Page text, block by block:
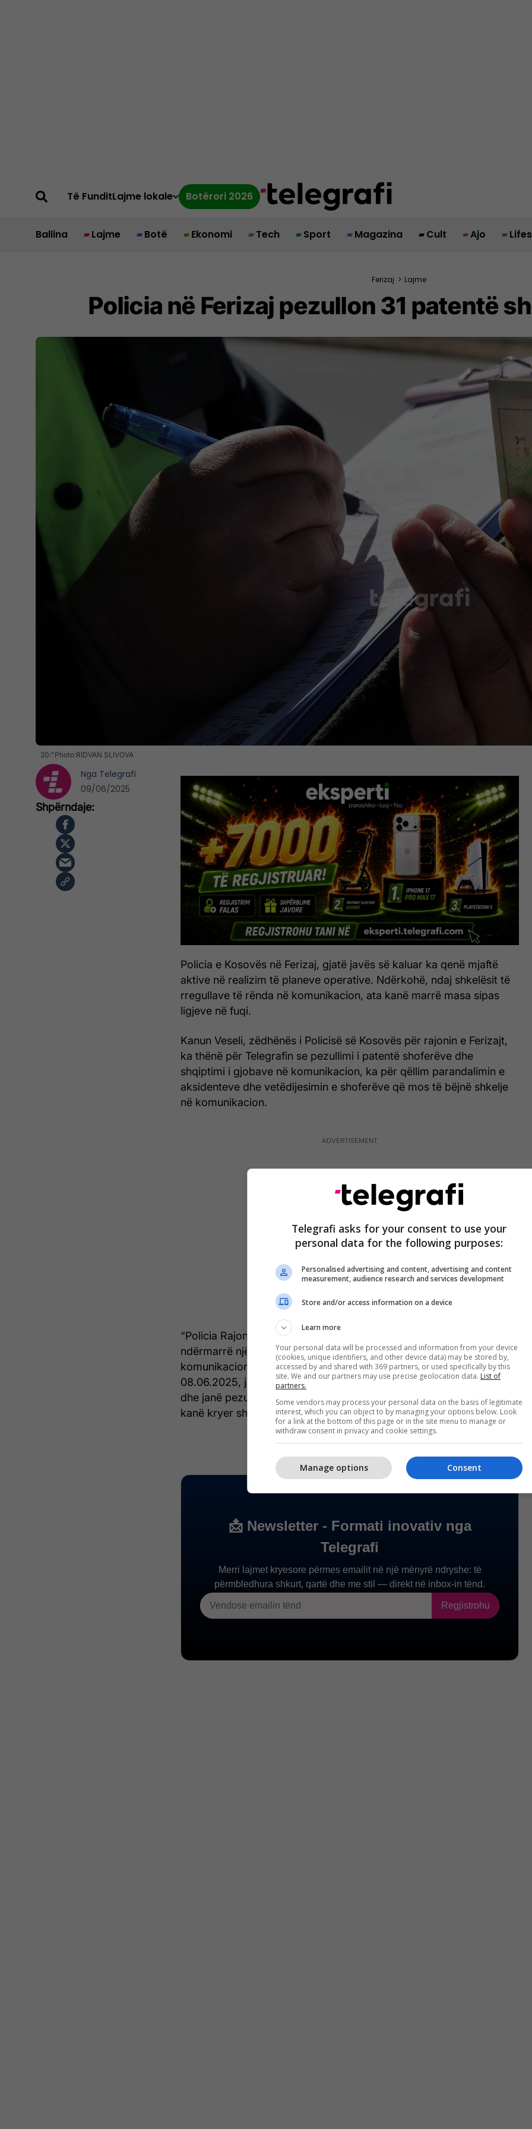
Të FunditLajme lokale Botërori 2026
Ballina Lajme Botë Ekonomi Tech Sport Magazina Cult Ajo
Ferizaj > Lajme
Policia në Ferizaj pezullon 31 patentë
20:"Photo:RIDVAN SLIVOVA
Policia e Kosovës në Ferizaj, gjatë javës së kaluar ka qenë mjaftë
aktive në realizim të planeve operative. Ndërkohë, ndaj shkelësit të
rregullave të rënda në komunikacion, ata kanë marrë masa sipas
ligjeve në fuqi.
Kanun Veseli, zëdhënës i Policisë së Kosovës për rajonin e Ferizajt,
ka thënë për Telegrafin se pezullimi i patentë shoferëve dhe
shqiptimi i gjobave në komunikacion, ka për qëllim parandalimin e
aksidenteve dhe vetëdijesimin e shoferëve që mos të bëjnë shkelje
në komunikacion.
“Policia Rajonale e Ferizajt edhe gjatë javës së kaluar si gjithmonë ka
ndërmarrë një sërë aktivitetesh për parandalimin e aksidenteve në
komunikacionin rrugor. Gjatë javës së kaluar, nga data 02-
08.06.2025, janë shqiptuar një mijë e 358 gjoba kundërvajtëse, si
dhe janë pezulluar 31 patentë-shoferë për drejtuesit e mjeteve që
kanë kryer shkelje të rënda në trafik”, ka thënë Veseli./Telegrafi/
Nga Telegrafi
09/06/2025
Telegrafi asks for your consent to use your
personal data for the following purposes:
Personalised advertising and content, advertising and content
measurement, audience research and services development
Store and/or access information on a device
Learn more
Your personal data will be processed and information from your device
(cookies, unique identifiers, and other device data) may be stored by,
accessed by and shared with 369 partners, or used specifically by this
site. We and our partners may use precise geolocation data. List of
partners.
Some vendors may process your personal data on the basis of legitimate
interest, which you can object to by managing your options below. Look
for a link at the bottom of this page or in the site menu to manage or
withdraw consent in privacy and cookie settings.
Consent
Manage options